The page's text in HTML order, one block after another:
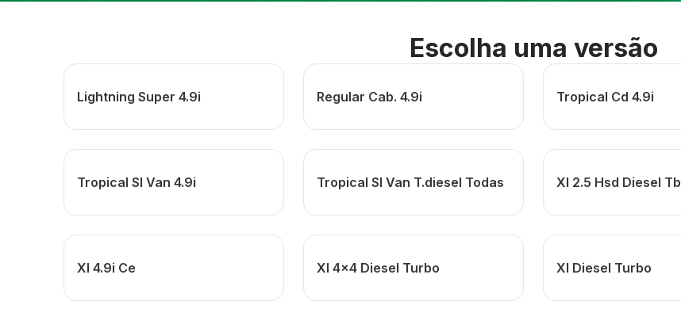
Escolha uma versão
Lightning Super 4.9i Regular Cab. 4.9i Tropical Cd 4.9i
Tropical Sl Van 4.9i Tropical Sl Van T.diesel Todas Xl 2.5 Hsd Diesel Tb
Xl 4.9i Ce Xl 4x4 Diesel Turbo Xl Diesel Turbo